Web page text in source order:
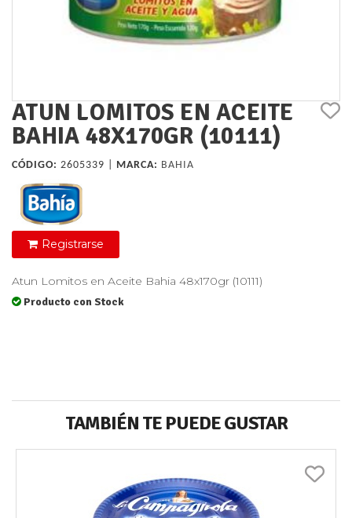
ATUN LOMITOS EN ACEITE
BAHIA 48X170GR (10111)
CÓDIGO: 2605339 | MARCA: BAHIA
Registrarse
Atun Lomitos en Aceite Bahia 48x170gr (10111)
Producto con Stock
TAMBIÉN TE PUEDE GUSTAR